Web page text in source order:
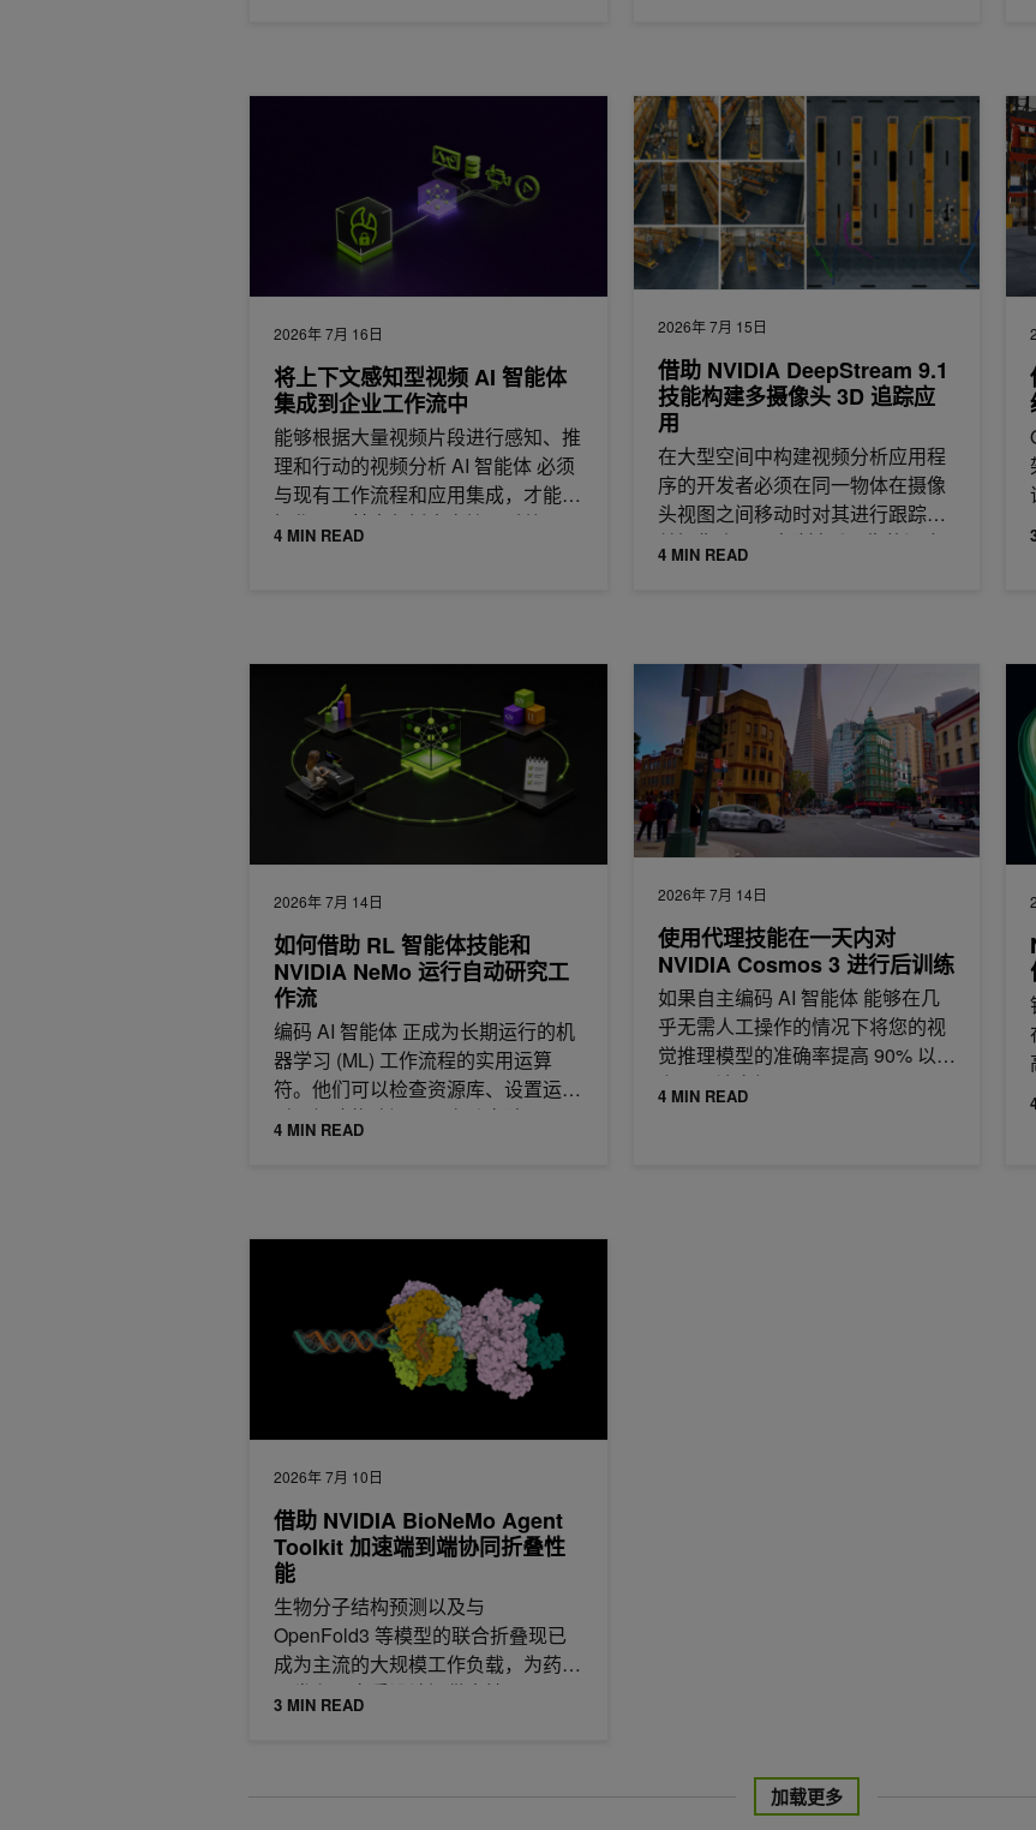
2026年 7月 16日
将上下文感知型视频 AI 智能体
集成到企业工作流中
能够根据大量视频片段进行感知、推
理和行动的视频分析 AI 智能体 必须
与现有工作流程和应用集成，才能发
挥作用。其中包括内容管理系统、
4 MIN READ
将上下文感知型视频 AI 智能体集成到企业工作流中
2026年 7月 15日
借助 NVIDIA DeepStream 9.1
技能构建多摄像头 3D 追踪应
用
在大型空间中构建视频分析应用程
序的开发者必须在同一物体在摄像
头视图之间移动时对其进行跟踪。
单摄像头 2D 追踪缺乏可靠的深度
4 MIN READ
借助 NVIDIA DeepStream 9.1 技能构建多摄像头借
2026年 7月 14日
如何借助 RL 智能体技能和
NVIDIA NeMo 运行自动研究工
作流
编码 AI 智能体 正成为长期运行的机
器学习 (ML) 工作流程的实用运算
符。他们可以检查资源库、设置运行
时、解决构建问题、启动实验、
4 MIN READ
如何借助 RL 智能体技能和 NVIDIA NeMo 运行自动研究工作流
2026年 7月 14日
使用代理技能在一天内对
NVIDIA Cosmos 3 进行后训练
如果自主编码 AI 智能体 能够在几
乎无需人工操作的情况下将您的视
觉推理模型的准确率提高 90% 以
上，那该多好？
4 MIN READ
使用代理技能在一天内对 NVIDIA Cosmos 3 进行后
2026年 7月 10日
借助 NVIDIA BioNeMo Agent
Toolkit 加速端到端协同折叠性
能
生物分子结构预测以及与
OpenFold3 等模型的联合折叠现已
成为主流的大规模工作负载，为药物
研发和蛋白质设计提供支持。
3 MIN READ
加载更多